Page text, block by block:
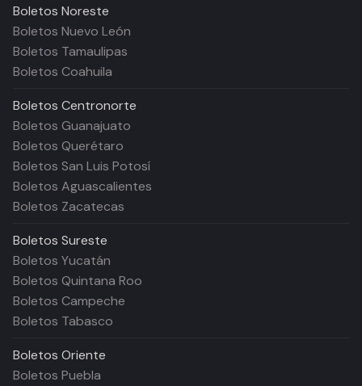
Boletos Noreste
Boletos Nuevo León
Boletos Tamaulipas
Boletos Coahuila
Boletos Centronorte
Boletos Guanajuato
Boletos Querétaro
Boletos San Luis Potosí
Boletos Aguascalientes
Boletos Zacatecas
Boletos Sureste
Boletos Yucatán
Boletos Quintana Roo
Boletos Campeche
Boletos Tabasco
Boletos Oriente
Boletos Puebla